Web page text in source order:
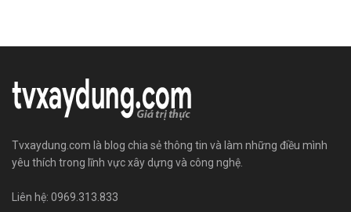
Tvxaydung.com là blog chia sẻ thông tin và làm những điều mình
yêu thích trong lĩnh vực xây dựng và công nghệ.
Liên hệ: 0969.313.833